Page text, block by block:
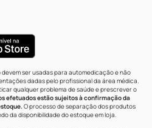
ser usadas para automedicação e não
dadas pelo profissional da área médica.
qualquer problema de saúde e prescrever o
efetuados estão sujeitos à confirmação da
O processo de separação dos produtos
da disponibilidade do estoque em loja.